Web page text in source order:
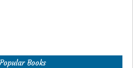
Popular Books